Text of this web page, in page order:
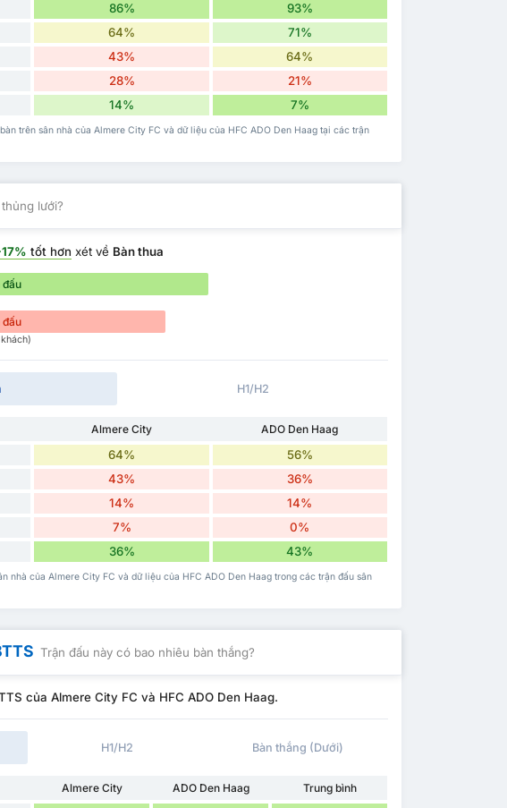
86% 93%
64% 71%
43% 64%
28% 21%
14% 7%
trên sân nhà của Almere City FC và dữ liệu của HFC ADO Den Haag tại các trận
lưới?
tốt hơn xét về Bàn thua
đấu
đấu
H1/H2
Almere City
ADO Den Haag
64% 56%
43% 36%
14% 14%
7% 0%
36% 43%
nhà của Almere City FC và dữ liệu của HFC ADO Den Haag trong các trận đấu sân
Trận đấu này có bao nhiêu bàn thắng?
của Almere City FC và HFC ADO Den Haag.
H1/H2 Bàn thắng (Dưới)
Almere City ADO Den Haag
Trung bình